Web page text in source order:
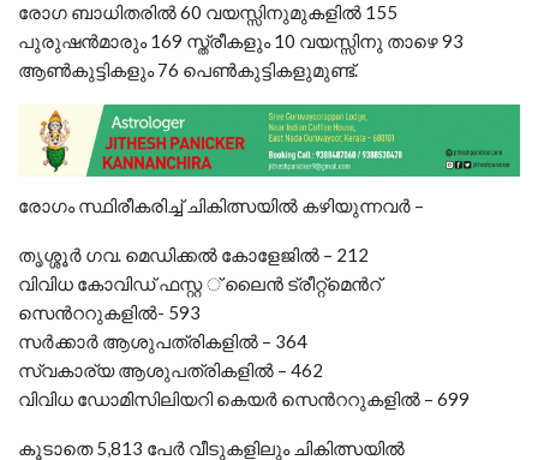
രോഗ ബാധിതരില്‍ 60 വയസ്സിനുമുകളില്‍ 155
പുരുഷന്‍മാരും 169 സ്ത്രീകളും 10 വയസ്സിനു താഴെ 93
ആണ്‍കുട്ടികളും 76 പെണ്‍കുട്ടികളുമുണ്ട്.
രോഗം സ്ഥിരീകരിച്ച് ചികിത്സയില്‍ കഴിയുന്നവര്‍ –
തൃശ്ശൂര്‍ ഗവ. മെഡിക്കല്‍ കോളേജില്‍ – 212
വിവിധ കോവിഡ് ഫസ്റ്റ ് ലൈന്‍ ട്രീറ്റ്മെന്‍റ്
സെന്‍ററുകളില്‍- 593
സര്‍ക്കാര്‍ ആശുപത്രികളില്‍ – 364
സ്വകാര്യ ആശുപത്രികളില്‍ – 462
വിവിധ ഡോമിസിലിയറി കെയര്‍ സെന്‍ററുകളില്‍ – 699
കൂടാതെ 5,813 പേര്‍ വീടുകളിലും ചികിത്സയില്‍